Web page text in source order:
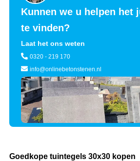
Kunnen we u helpen het
te vinden?
Laat het ons weten
0320 - 219 170
info@onlinebetonstenen.nl
Goedkope tuintegels 30x30 kopen